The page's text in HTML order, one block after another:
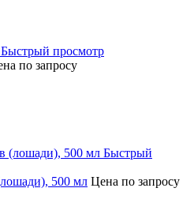
Быстрый просмотр
по запросу
Быстрый
500 мл Цена по запросу